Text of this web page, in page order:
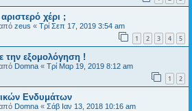
χέρι ;
zeus « Τρί Σεπ 17, 2019 3:54 am
1 2 3 4 5
την εξομολόγηση !
Domna « Τρί Μαρ 19, 2019 8:12 am
1 2
Ενδυμάτων
Domna « Σάβ Ιαν 13, 2018 10:16 am